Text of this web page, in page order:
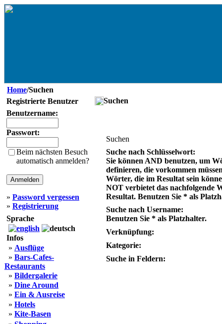
Home/Suchen
Registrierte Benutzer
Benutzername:
Passwort:
Beim nächsten Besuch
automatisch anmelden?
» Password vergessen
» Registrierung
Sprache
Infos
» Ausflüge
» Bars-Cafes-
Restaurants
» Bildergalerie
» Dine Around
» Ein & Ausreise
» Hotels
» Kite-Basen
Suchen
Suchen
Suche nach Schlüsselwort:
Sie können AND benutzen, um
definieren, die vorkommen
Wörter, die im Resultat sein
NOT verbietet das nachfolgende
Resultat. Benutzen Sie * als
Suche nach Username:
Benutzen Sie * als Platzhalter.
Verknüpfung:
Kategorie:
Suche in Feldern: